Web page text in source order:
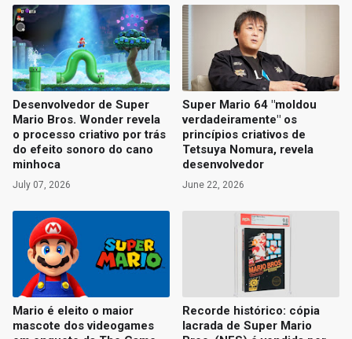
Desenvolvedor de Super
Mario Bros. Wonder revela
o processo criativo por trás
do efeito sonoro do cano
minhoca
July 07, 2026
Super Mario 64 "moldou
verdadeiramente" os
princípios criativos de
Tetsuya Nomura, revela
desenvolvedor
June 22, 2026
Mario é eleito o maior
mascote dos videogames
Recorde histórico: cópia
lacrada de Super Mario